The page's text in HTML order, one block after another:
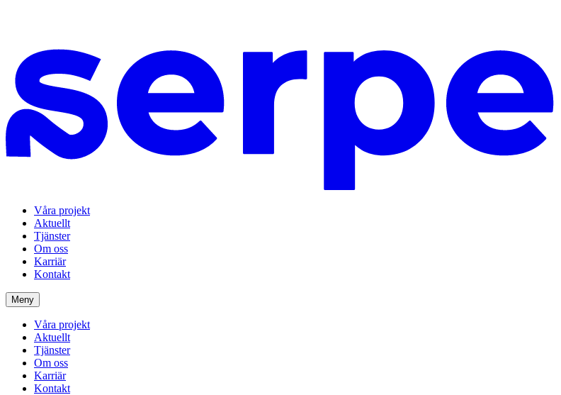
Våra projekt
Aktuellt
Tjänster
Om oss
Karriär
Kontakt
Meny
Våra projekt
Aktuellt
Tjänster
Om oss
Karriär
Kontakt